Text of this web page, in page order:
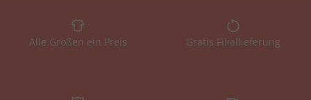
Alle Größen ein Preis Gratis Filiallieferung